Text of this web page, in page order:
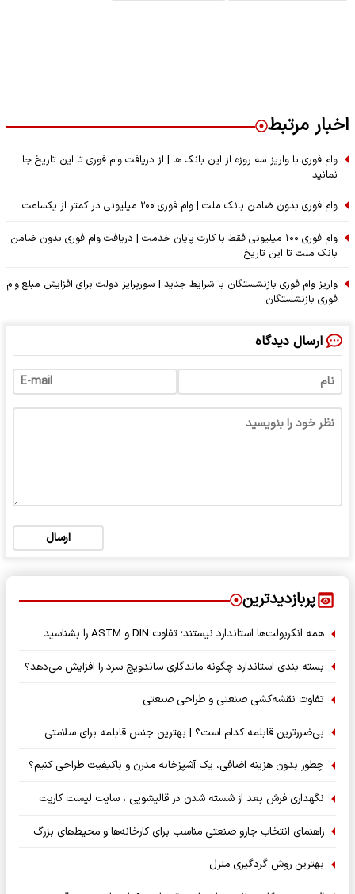
اخبار مرتبط
وام فوری با واریز سه روزه از این بانک ها | از دریافت وام فوری تا این تاریخ جا
نمانید
وام فوری بدون ضامن بانک ملت | وام فوری ۲۰۰ میلیونی در کمتر از یکساعت
وام فوری ۱۰۰ میلیونی فقط با کارت پایان خدمت | دریافت وام فوری بدون ضامن
بانک ملت تا این تاریخ
واریز وام فوری بازنشستگان با شرایط جدید | سورپرایز دولت برای افزایش مبلغ وام
فوری بازنشستگان
ارسال دیدگاه
ارسال
پربازدیدترین
همه انکربولت‌ها استاندارد نیستند؛ تفاوت DIN و ASTM را بشناسید
بسته‌ بندی استاندارد چگونه ماندگاری ساندویچ سرد را افزایش می‌دهد؟
تفاوت نقشه‌کشی صنعتی و طراحی صنعتی
بی‌ضررترین قابلمه کدام است؟ | بهترین جنس قابلمه برای سلامتی
چطور بدون هزینه اضافی، یک آشپزخانه مدرن و باکیفیت طراحی کنیم؟
نگهداری فرش بعد از شسته شدن در قالیشویی ، سایت لیست کارپت
راهنمای انتخاب جارو صنعتی مناسب برای کارخانه‌ها و محیط‌های بزرگ
بهترین روش گردگیری منزل